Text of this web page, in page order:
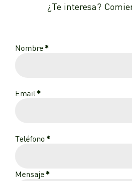
¿Te interesa?
Nombre*
Email *
Teléfono *
Mensaje*